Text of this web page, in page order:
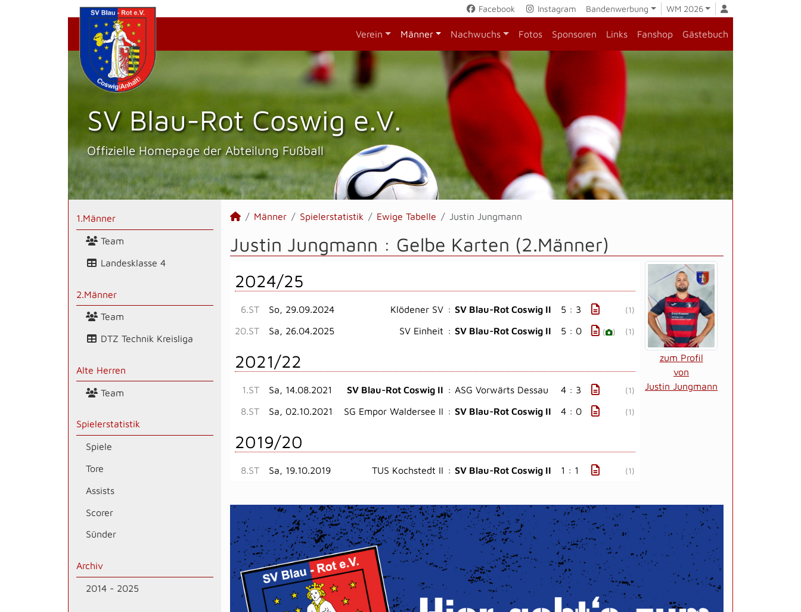
Facebook Instagram Bandenwerbung WM 2026
Verein Männer Nachwuchs Fotos Sponsoren Links Fanshop Gästebuch
SV Blau-Rot Coswig e.V.
Offizielle Homepage der Abteilung Fußball
1.Männer
Team
Landesklasse 4
2.Männer
Team
DTZ Technik Kreisliga
Alte Herren
Team
Spielerstatistik
Spiele
Tore
Assists
Scorer
Sünder
Archiv
2014 - 2025
Männer Spielerstatistik Ewige Tabelle Justin Jungmann
Justin Jungmann : Gelbe Karten (2.Männer)
zum Profil
von
Justin Jungmann
2024/25
6.ST So, 29.09.2024 Klödener SV : SV Blau-Rot Coswig II 5 : 3 (1)
20.ST Sa, 26.04.2025 SV Einheit : SV Blau-Rot Coswig II 5 : 0 ( ) (1)
2021/22
1.ST Sa, 14.08.2021 SV Blau-Rot Coswig II : ASG Vorwärts Dessau 4 : 3 (1)
8.ST Sa, 02.10.2021 SG Empor Waldersee II : SV Blau-Rot Coswig II 4 : 0 (1)
2019/20
8.ST Sa, 19.10.2019 TUS Kochstedt II : SV Blau-Rot Coswig II 1 : 1 (1)